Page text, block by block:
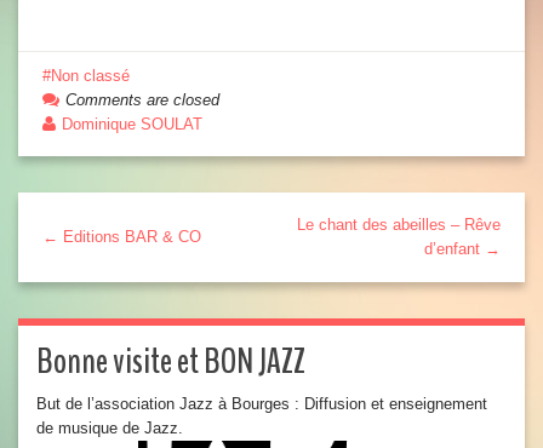
Non classé
Comments are closed
Dominique SOULAT
← Editions BAR & CO
Le chant des abeilles – Rêve
d’enfant →
Bonne visite et BON JAZZ
But de l’association Jazz à Bourges : Diffusion et enseignement
de musique de Jazz.